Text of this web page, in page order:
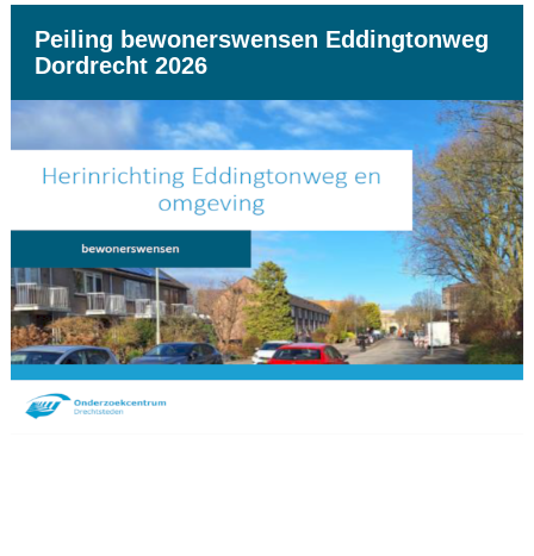
Peiling bewonerswensen Eddingtonweg
Dordrecht 2026